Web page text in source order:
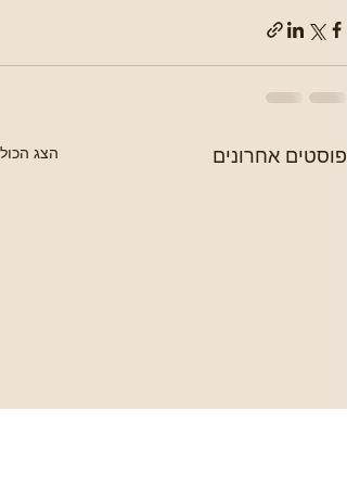
פוסטים אחרונים הצג הכול